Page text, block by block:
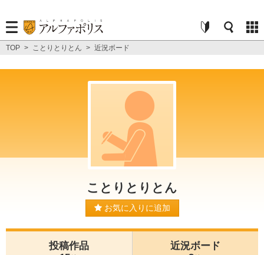
TOP > ことりとりとん > 近況ボード
ことりとりとん
お気に入りに追加
投稿作品
近況ボード